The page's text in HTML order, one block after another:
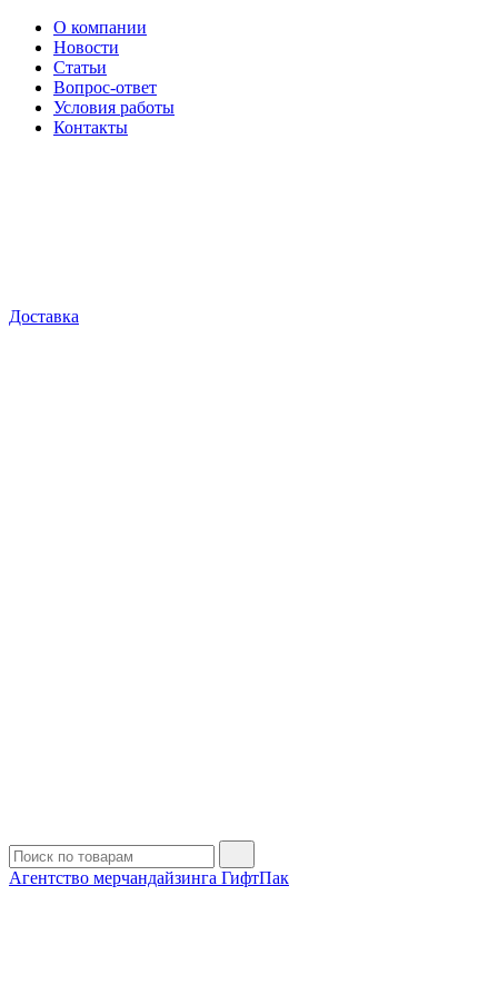
О компании
Новости
Статьи
Вопрос-ответ
Условия работы
Контакты
Доставка
Агентство мерчандайзинга ГифтПак